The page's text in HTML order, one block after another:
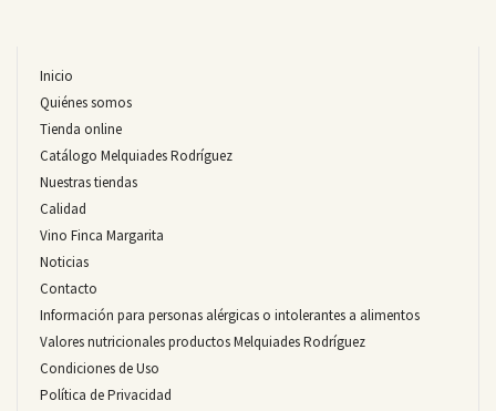
Inicio
Quiénes somos
Tienda online
Catálogo Melquiades Rodríguez
Nuestras tiendas
Calidad
Vino Finca Margarita
Noticias
Contacto
Información para personas alérgicas o intolerantes a alimentos
Valores nutricionales productos Melquiades Rodríguez
Condiciones de Uso
Política de Privacidad